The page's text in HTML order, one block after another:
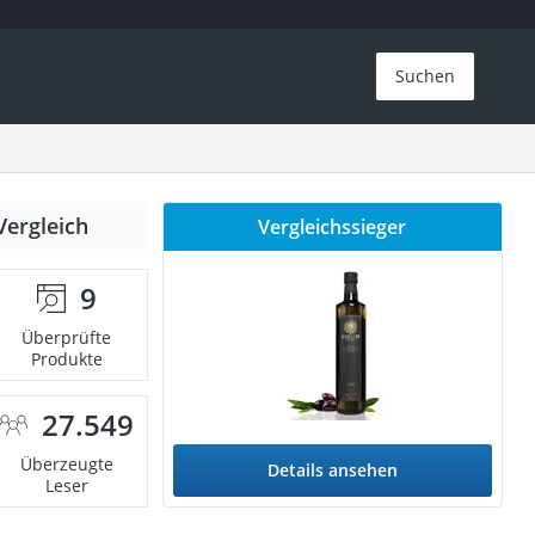
Suchen
9
Überprüfte
Produkte
27.549
Überzeugte
Leser
Vergleichssieger
Details ansehen